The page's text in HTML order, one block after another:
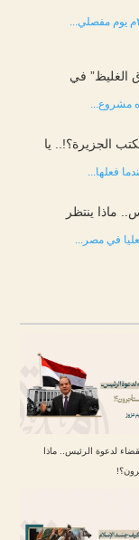
الغليظ” في
مشروع...
الجزيرة؟!.. يا
فعلها...
ماذا ينتظر
في مصر...
لدعوة الرئيس.. ماذا